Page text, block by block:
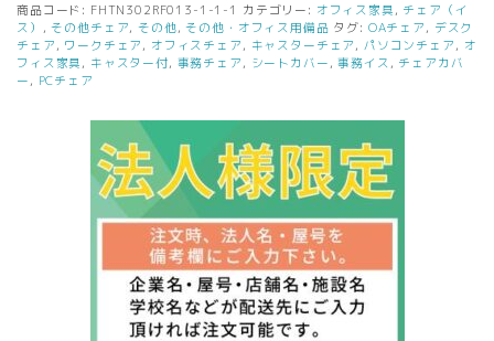
用
シ
ー
ト
FHTN302RF013
商品コード: FHTN302RF013-1-1-1 カテゴリー: オフィス家具 , チェア（イ
ス） ,その他チェア,その他,その他・オフィス用備品 タグ: OAチェア , デスク
チェア , ワークチェア , オフィスチェア , キャスターチェア , パソコンチェア , オ
フィス家具 , キャスター付, 事務チェア , シートカバー ,事務イス , チェアカバ
ー , PCチェア